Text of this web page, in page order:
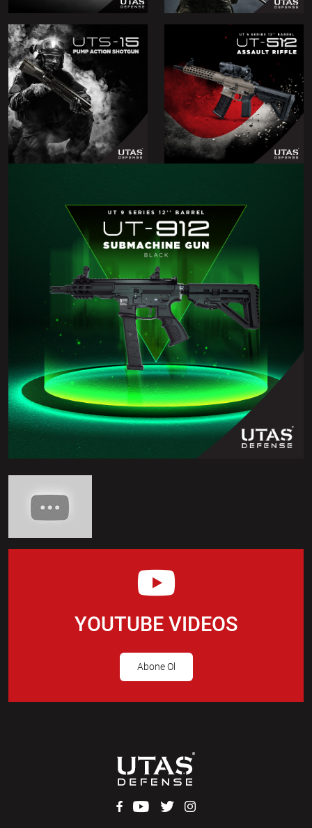
YOUTUBE VIDEOS
Abone Ol